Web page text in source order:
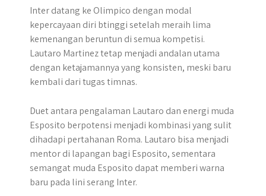
Inter datang ke Olimpico dengan modal
kepercayaan diri btinggi setelah meraih lima
kemenangan beruntun di semua kompetisi.
Lautaro Martinez tetap menjadi andalan utama
dengan ketajamannya yang konsisten, meski baru
kembali dari tugas timnas.
Duet antara pengalaman Lautaro dan energi muda
Esposito berpotensi menjadi kombinasi yang sulit
dihadapi pertahanan Roma. Lautaro bisa menjadi
mentor di lapangan bagi Esposito, sementara
semangat muda Esposito dapat memberi warna
baru pada lini serang Inter.